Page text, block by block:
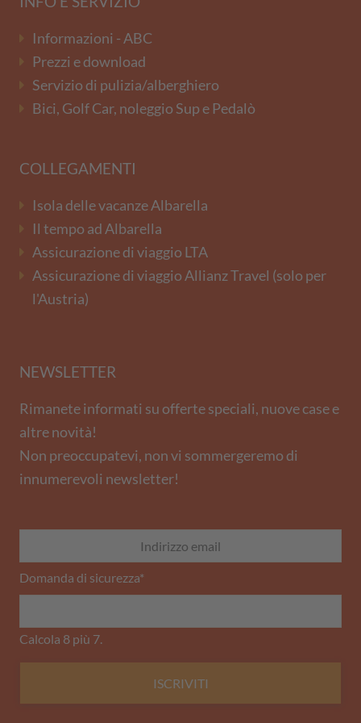
Informazioni - ABC
Prezzi e download
Servizio di pulizia/alberghiero
Bici, Golf Car, noleggio Sup e Pedalò
COLLEGAMENTI
Isola delle vacanze Albarella
Il tempo ad Albarella
Assicurazione di viaggio LTA
Assicurazione di viaggio Allianz Travel (solo per
l'Austria)
NEWSLETTER
Rimanete informati su offerte speciali, nuove case e
altre novità!
Non preoccupatevi, non vi sommergeremo di
innumerevoli newsletter!
Domanda di sicurezza*
Calcola 8 più 7.
ISCRIVITI